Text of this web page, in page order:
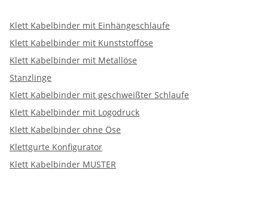
Klett Kabelbinder mit Einhängeschlaufe
Klett Kabelbinder mit Kunststofföse
Klett Kabelbinder mit Metallöse
Stanzlinge
Klett Kabelbinder mit geschweißter Schlaufe
Klett Kabelbinder mit Logodruck
Klett Kabelbinder ohne Öse
Klettgurte Konfigurator
Klett Kabelbinder MUSTER